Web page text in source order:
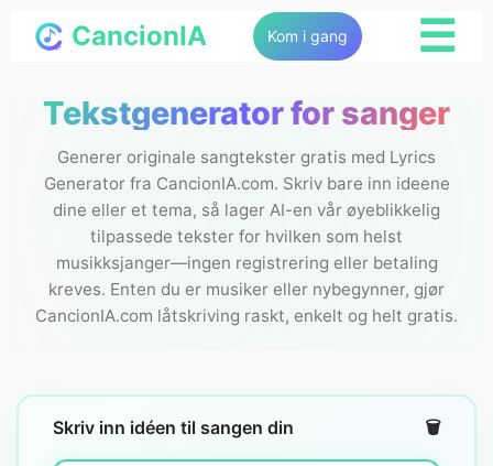
CancionIA Kom i gang ☰
Tekstgenerator for sanger
Generer originale sangtekster gratis med Lyrics
Generator fra CancionIA.com. Skriv bare inn ideene
dine eller et tema, så lager AI-en vår øyeblikkelig
tilpassede tekster for hvilken som helst
musikksjanger—ingen registrering eller betaling
kreves. Enten du er musiker eller nybegynner, gjør
CancionIA.com låtskriving raskt, enkelt og helt gratis.
Skriv inn idéen til sangen din 🗑️